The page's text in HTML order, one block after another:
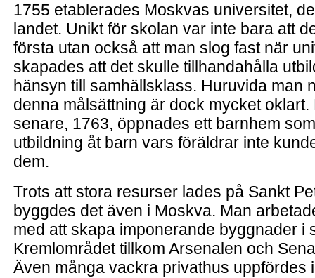
1755 etablerades Moskvas universitet,
landet. Unikt för skolan var inte bara att
första utan också att man slog fast när
skapades att det skulle tillhandahålla
hänsyn till samhällsklass. Huruvida man
denna målsättning är dock mycket oklart.
senare, 1763, öppnades ett barnhem
utbildning åt barn vars föräldrar inte
dem.
Trots att stora resurser lades på Sankt
byggdes det även i Moskva. Man
med att skapa imponerande byggnader i
Kremlområdet tillkom Arsenalen och
Även många vackra privathus uppfördes